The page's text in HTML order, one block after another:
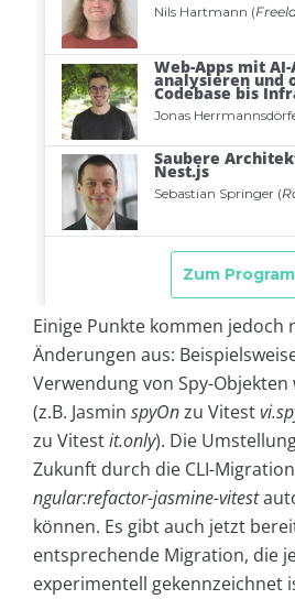
Einige Punkte kommen jedoch
Änderungen aus:
Verwendung von Spy-
(z.B. Jasmin spyOnzu Vitest
zu Vitestit.only). Die
Zukunft durch die CLI-Migration
ngular:refactor-jasmine-vitest
können. Es gibt auch jetzt
entsprechende Migration, die
experimentell gekennzeichnet